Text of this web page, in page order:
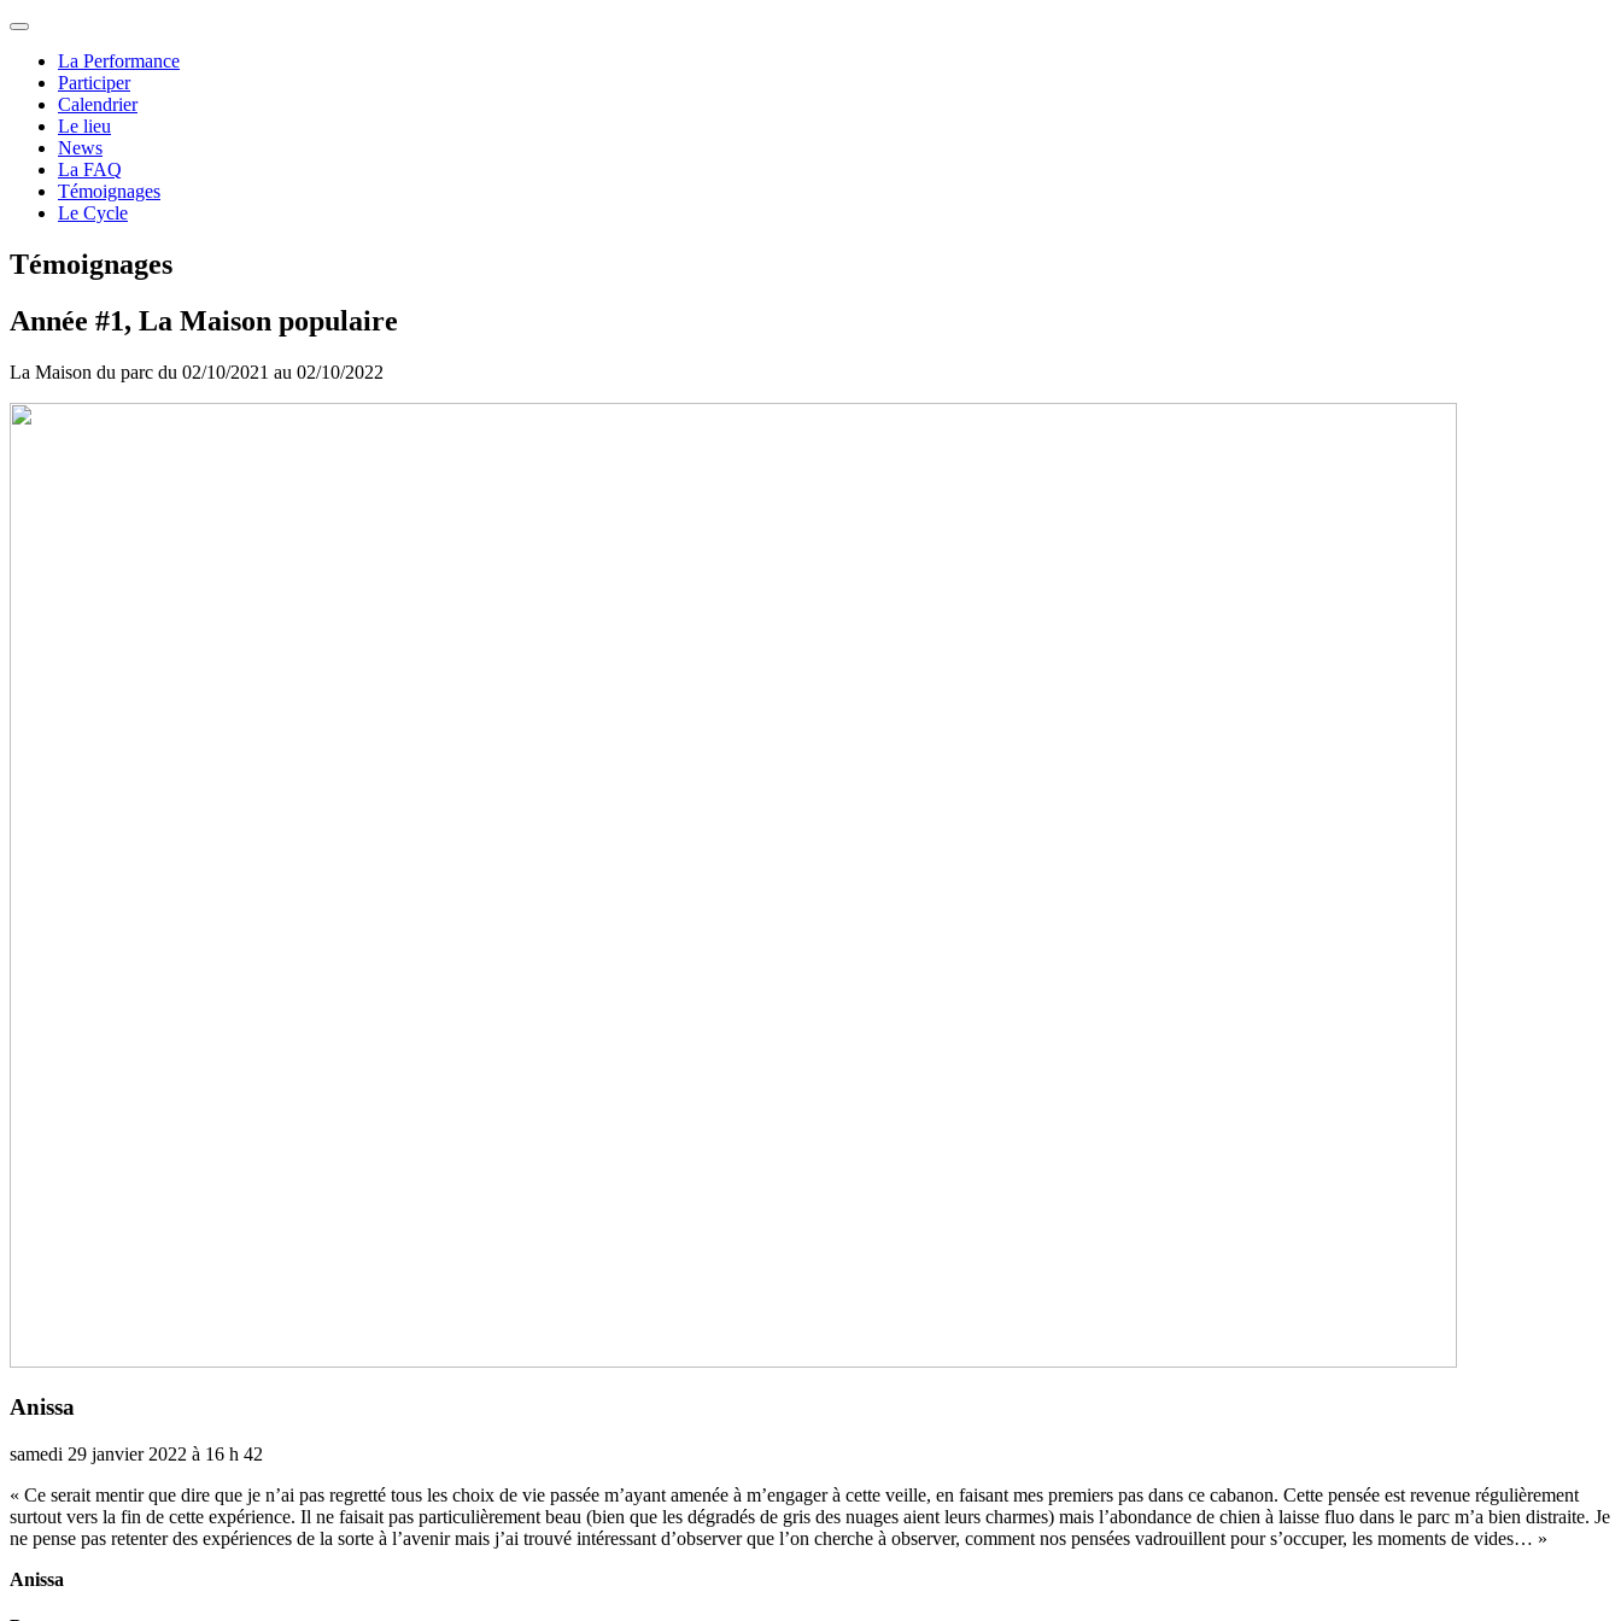
La Performance
Participer
Calendrier
Le lieu
News
La FAQ
Témoignages
Le Cycle
Témoignages
Année #1, La Maison populaire
La Maison du parc du 02/10/2021 au 02/10/2022
Anissa
samedi 29 janvier 2022 à 16 h 42
« Ce serait mentir que dire que je n’ai pas regretté tous les choix de vie passée m’ayant amenée à m’enga­ger à cette veille, en fai­sant mes pre­miers pas dans ce caba­non. Cette pensée est reve­nue régu­liè­re­ment
sur­tout vers la fin de cette expé­rience. Il ne fai­sait pas par­ti­cu­liè­re­ment beau (bien que les dégra­dés de gris des nuages aient leurs char­mes) mais l’abon­dance de chien à laisse fluo dans le parc m’a bien dis­traite. Je
ne pense pas reten­ter des expé­rien­ces de la sorte à l’avenir mais j’ai trouvé inté­res­sant d’obser­ver que l’on cher­che à obser­ver, com­ment nos pen­sées vadrouillent pour s’occu­per, les moments de vides… »
Anissa